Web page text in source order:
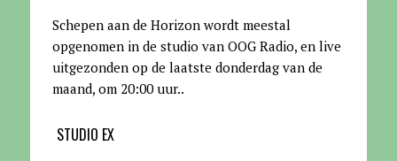
Schepen aan de Horizon wordt meestal
opgenomen in de studio van OOG Radio, en live
uitgezonden op de laatste donderdag van de
maand, om 20:00 uur..
STUDIO EX